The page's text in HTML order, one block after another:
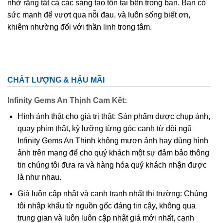
nhở rằng tất cả các sáng tạo tồn tại bên trong bạn. Bạn có
sức mạnh để vượt qua nỗi đau, và luôn sống biết ơn,
khiêm nhường đối với thần linh trong tâm.
CHẤT LƯỢNG & HẬU MÃI
Infinity Gems An Thịnh Cam Kết:
Hình ảnh thật cho giá trị thật: Sản phẩm được chụp ảnh,
quay phim thật, kỹ lưỡng từng góc cạnh từ đội ngũ
Infinity Gems An Thịnh không mượn ảnh hay dùng hình
ảnh trên mạng để cho quý khách một sự đảm bảo thông
tin chúng tôi đưa ra và hàng hóa quý khách nhận được
là như nhau.
Giá luôn cập nhật và cạnh tranh nhất thị trường: Chúng
tôi nhập khẩu từ nguồn gốc đáng tin cậy, không qua
trung gian và luôn luôn cập nhật giá mới nhất, cạnh